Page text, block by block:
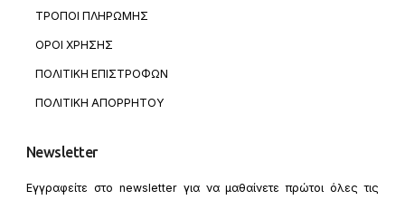
ΤΡΟΠΟΙ ΠΛΗΡΩΜΗΣ
ΟΡΟΙ ΧΡΗΣΗΣ
ΠΟΛΙΤΙΚΗ ΕΠΙΣΤΡΟΦΩΝ
ΠΟΛΙΤΙΚΗ ΑΠΟΡΡΗΤΟΥ
Newsletter
Εγγραφείτε στο newsletter για να μαθαίνετε πρώτοι όλες τις